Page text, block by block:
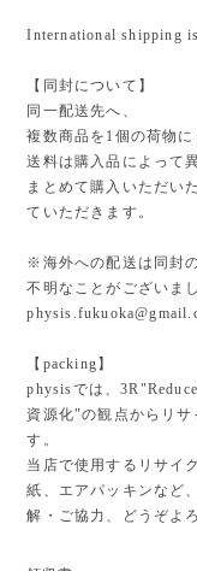
International shipping
【同封について】
同一配送先へ、
複数商品を1個の荷物に
送料は購入品によって
まとめて購入いただい
ていただきます。
※海外への配送は同封
不明なことがございま
【packing】
physisでは、
資源化"の観点からリサ
す。
当店で使用するリサイ
紙、エアパッキンなど
解・ご協力、どうぞよ